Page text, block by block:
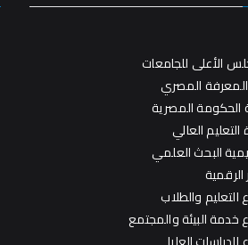
الأعلى للجامعات
المصري
الحكومة المصرية
التعليم العالي
البحث العلمي
التعليم والطلاب
خدمة البيئة والمجتمع